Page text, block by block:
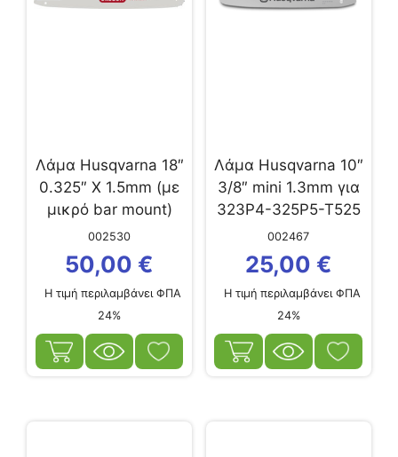
Λάμα Husqvarna 18″
0.325″ X 1.5mm (με
μικρό bar mount)
002530
50,00 €
Η τιμή περιλαμβάνει ΦΠΑ
24%
Λάμα Husqvarna 10″
3/8″ mini 1.3mm για
323P4-325P5-T525
002467
25,00 €
Η τιμή περιλαμβάνει ΦΠΑ
24%